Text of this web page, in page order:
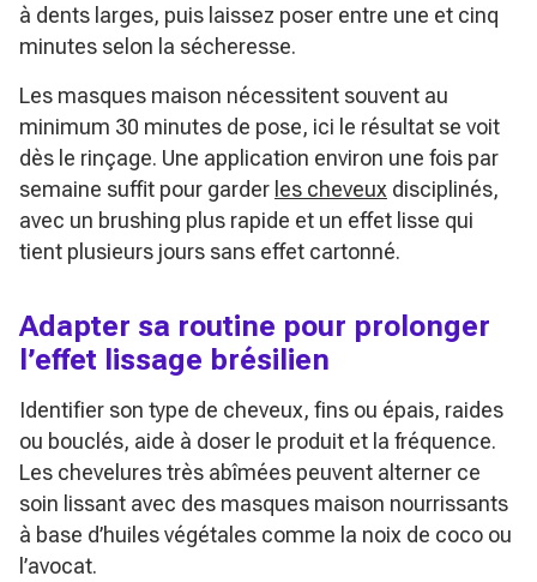
à dents larges, puis laissez poser entre une et cinq
minutes selon la sécheresse.
Les masques maison nécessitent souvent au
minimum 30 minutes de pose, ici le résultat se voit
dès le rinçage. Une application environ une fois par
semaine suffit pour garder les cheveux disciplinés,
avec un brushing plus rapide et un effet lisse qui
tient plusieurs jours sans effet cartonné.
Adapter sa routine pour prolonger
l’effet lissage brésilien
Identifier son type de cheveux, fins ou épais, raides
ou bouclés, aide à doser le produit et la fréquence.
Les chevelures très abîmées peuvent alterner ce
soin lissant avec des masques maison nourrissants
à base d’huiles végétales comme la noix de coco ou
l’avocat.